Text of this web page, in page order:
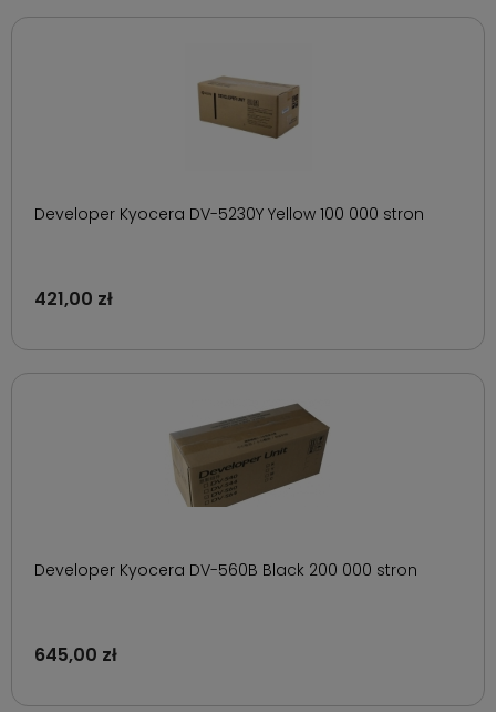
Developer Kyocera DV-5230Y Yellow 100 000 stron
421,00 zł
Developer Kyocera DV-560B Black 200 000 stron
645,00 zł